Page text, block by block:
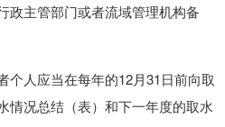
政主管部门或者流域管理机构备
人应当在每年的12月31日前向取
情况总结（表）和下一年度的取水